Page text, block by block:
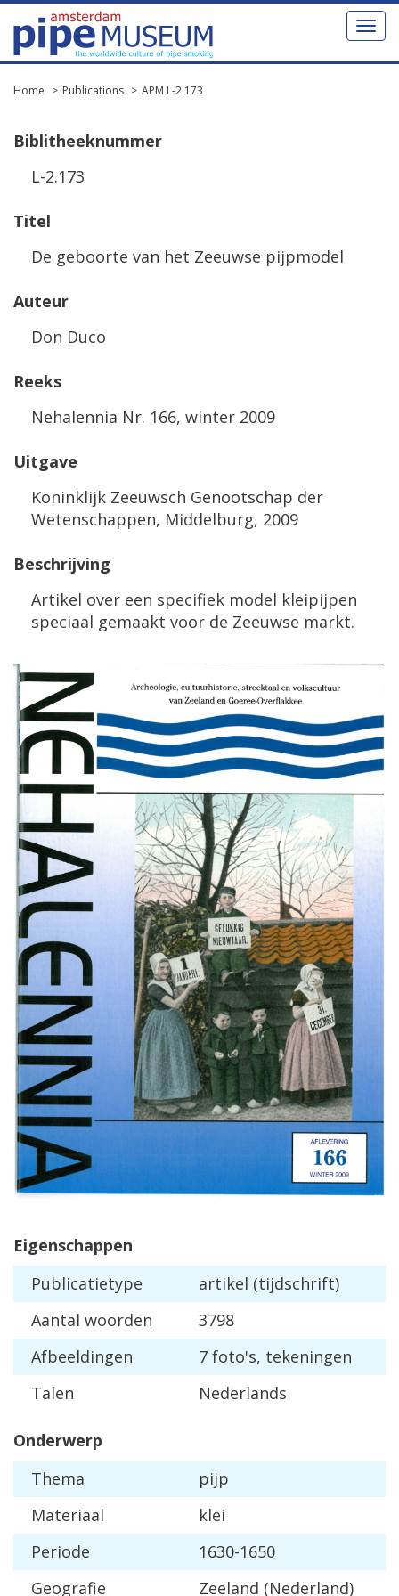
Toggle
Home Publications APM L-2.173
Biblitheeknummer
L-2.173
Titel
De geboorte van het Zeeuwse pijpmodel
Auteur
Don Duco
Reeks
Nehalennia Nr. 166, winter 2009
Uitgave
Koninklijk Zeeuwsch Genootschap der
Wetenschappen, Middelburg, 2009
Beschrijving
Artikel over een specifiek model kleipijpen
speciaal gemaakt voor de Zeeuwse markt.
Eigenschappen
Publicatietype
artikel (tijdschrift)
Aantal woorden
3798
Afbeeldingen
7 foto's, tekeningen
Talen
Nederlands
Onderwerp
Thema
pijp
Materiaal
klei
Periode
1630-1650
Geografie
Zeeland (Nederland)